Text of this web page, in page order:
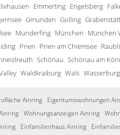
Emmerting Engelsberg
Gmunden Golling Grabenstätt
Munderfing München München
Prien Prien am Chiemsee
Schönau Schönau am
Waldkraiburg Wals
Ainring Eigentumswohnungen
Wohnungsanzeigen Ainring
Einfamilienhaus Ainring